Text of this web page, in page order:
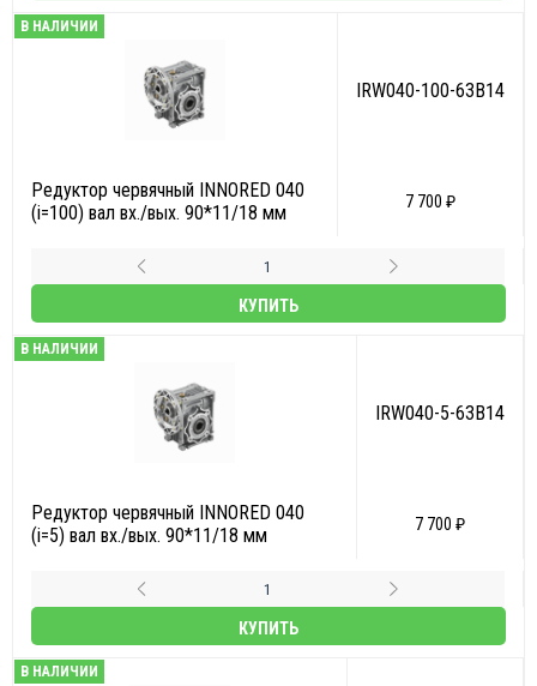
В НАЛИЧИИ
IRW040-100-63B14
Редуктор червячный INNORED 040
(i=100) вал вх./вых. 90*11/18 мм
7 700 ₽
КУПИТЬ
В НАЛИЧИИ
IRW040-5-63B14
Редуктор червячный INNORED 040
(i=5) вал вх./вых. 90*11/18 мм
7 700 ₽
КУПИТЬ
В НАЛИЧИИ